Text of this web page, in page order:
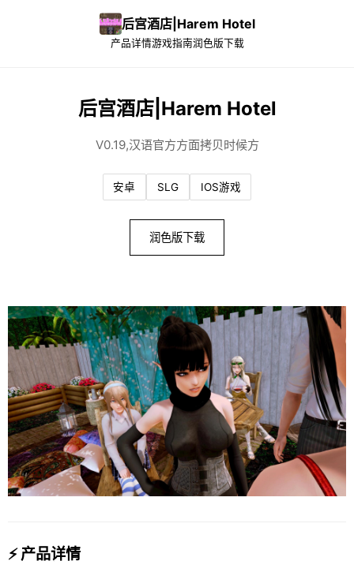
后宫酒店|Harem Hotel
产品详情游戏指南润色版下载
后宫酒店|Harem Hotel
V0.19,汉语官方方面拷贝时候方
安卓 SLG IOS游戏
润色版下载
⚡ 产品详情